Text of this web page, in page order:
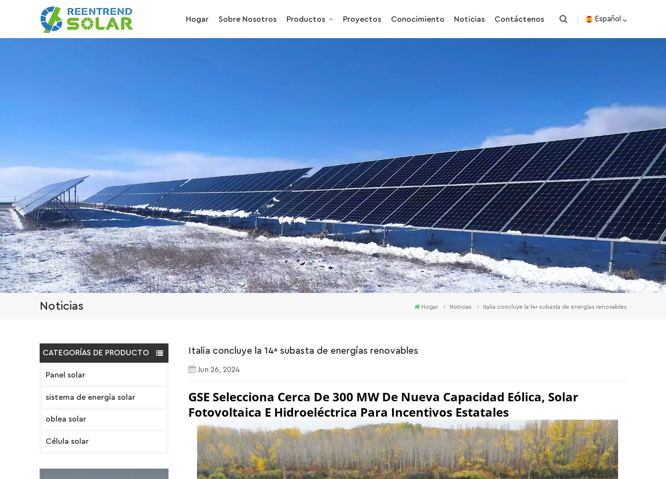
Hogar Sobre Nosotros Productos Proyectos Conocimiento Noticias Contáctenos Español
Noticias Hogar Noticias Italia concluye la 14ª subasta de energías renovables
CATEGORÍAS DE PRODUCTO
Panel solar
sistema de energía solar
oblea solar
Célula solar
Italia concluye la 14ª subasta de energías renovables
Jun 26, 2024
GSE Selecciona Cerca De 300 MW De Nueva Capacidad Eólica, Solar
Fotovoltaica E Hidroeléctrica Para Incentivos Estatales